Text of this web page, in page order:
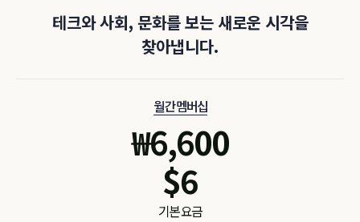
테크와 사회, 문화를 보는 새로운 시각을
찾아냅니다.
월간 멤버십
₩6,600
$6
기본 요금